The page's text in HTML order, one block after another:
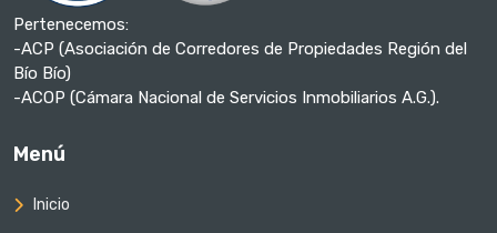
Pertenecemos:
-ACP (Asociación de Corredores de Propiedades Región del
Bío Bío)
-ACOP (Cámara Nacional de Servicios Inmobiliarios A.G.).
Menú
Inicio